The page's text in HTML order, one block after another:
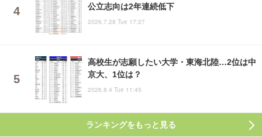
公立志向は2年連続低下
2026.7.28 Tue 17:27
高校生が志願したい大学・東海北陸…2位は中
京大、1位は？
2026.8.4 Tue 11:45
ランキングをもっと見る